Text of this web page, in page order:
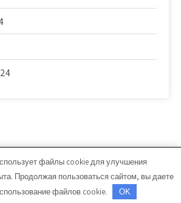
- Работает на WordPress
Тема от Grace Themes
файлы cookie для улучшения
Продолжая пользоваться сайтом, вы даете
файлов cookie.
OK